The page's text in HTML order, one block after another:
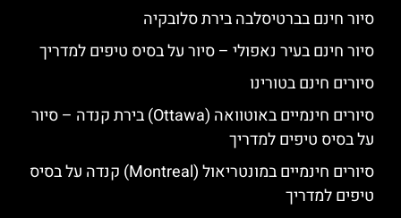
סיור חינם בברטיסלבה בירת סלובקיה
סיור חינם בעיר נאפולי – סיור על בסיס טיפים למדריך
סיורים חינם בטורינו
סיורים חינמיים באוטוואה (Ottawa) בירת קנדה – סיור
על בסיס טיפים למדריך
סיורים חינמיים במונטריאול (Montreal) קנדה על בסיס
טיפים למדריך